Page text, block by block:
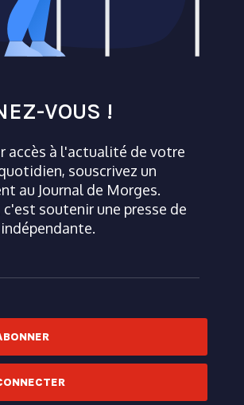
VOUS !
accès à l'actualité de votre
souscrivez un
au Journal de Morges.
c'est soutenir une presse de